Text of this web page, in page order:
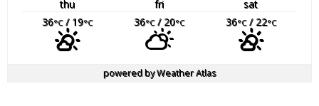
thu fri
sat
36°C/ 19°C 36°C/ 20°C 36°C/ 22°C
powered byWeather Atlas